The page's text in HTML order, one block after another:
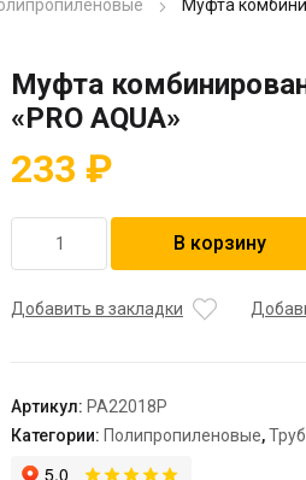
Муфта
Муфта
«PRO AQUA»
233 ₽
товара
комбинированная
1"
"PRO
AQUA"
В корзину
Добавить в закладки
Артикул: PA22018P
Категории: Полипропиленовые,